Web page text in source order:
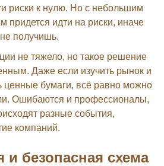
риски к нулю. Но с небольшим
придется идти на риски, иначе
получишь.
не тяжело, но такое решение
Даже если изучить рынок и
ценные бумаги, всё равно можно
Ошибаются и профессионалы,
разные события,
компаний.
и безопасная схема